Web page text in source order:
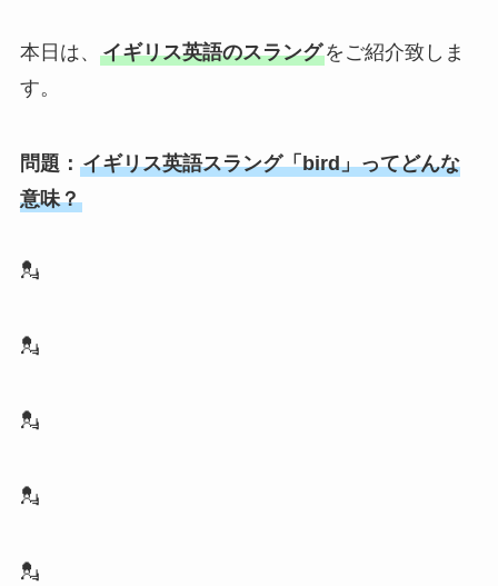
本日は、 イギリス英語のスラングをご紹介致しま
す。
問題： イギリス英語スラング「bird」ってどんな
意味？
💂
💂
💂
💂
💂